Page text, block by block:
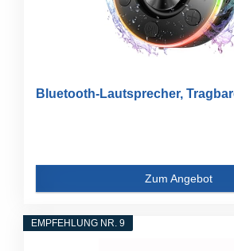
Bluetooth-Lautsprecher,
Zum Angebot
EMPFEHLUNG NR. 9